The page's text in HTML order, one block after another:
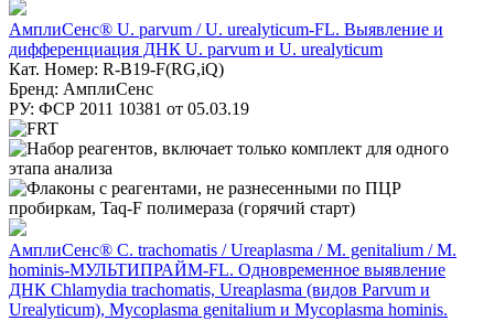
АмплиСенс® U. parvum / U. urealyticum-FL. Выявление и
дифференциация ДНК U. parvum и U. urealyticum
Кат. Номер: R-B19-F(RG,iQ)
Бренд: АмплиСенс
РУ: ФСР 2011 10381 от 05.03.19
АмплиСенс® C. trachomatis / Ureaplasma / M. genitalium / M.
hominis-МУЛЬТИПРАЙМ-FL. Одновременное выявление
ДНК Chlamydia trachomatis, Ureaplasma (видов Parvum и
Urealyticum), Mycoplasma genitalium и Mycoplasma hominis.